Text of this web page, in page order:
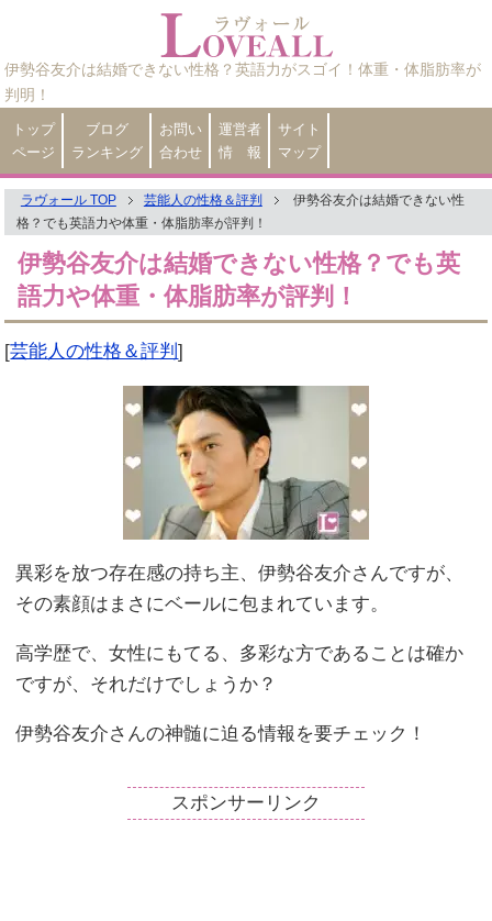
伊勢谷友介は結婚できない性格？英語力がスゴイ！体重・体脂肪率が
判明！
トップ
ページ
ブログ
ランキング
お問い
合わせ
運営者
情 報
サイト
マップ
ラヴォール TOP 芸能人の性格＆評判
伊勢谷友介は結婚できない性
格？でも英語力や体重・体脂肪率が評判！
伊勢谷友介は結婚できない性格？でも英
語力や体重・体脂肪率が評判！
[芸能人の性格＆評判]
異彩を放つ存在感の持ち主、伊勢谷友介さんですが、
その素顔はまさにベールに包まれています。
高学歴で、女性にもてる、多彩な方であることは確か
ですが、それだけでしょうか？
伊勢谷友介さんの神髄に迫る情報を要チェック！
スポンサーリンク